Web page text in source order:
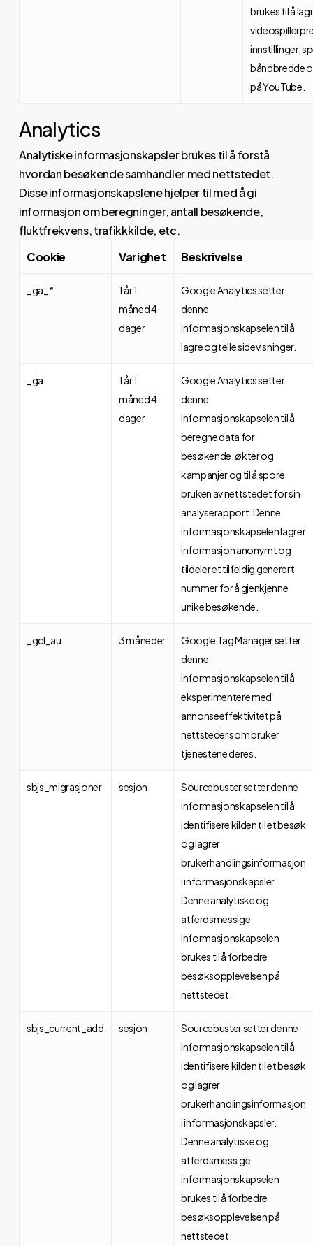
brukes til å
innstillinger,
båndbredde
på YouTube.
Analytics
Analytiske informasjonskapsler brukes til å forstå
hvordan besøkende samhandler med nettstedet.
Disse informasjonskapslene hjelper til med å gi
informasjon om beregninger, antall besøkende,
fluktfrekvens, trafikkkilde, etc.
Cookie
Varighet Beskrivelse
_ga_*
1 år 1
måned 4
dager
Google Analytics setter
denne
informasjonskapselen til å
lagre og telle sidevisninger.
_ga
1 år 1
måned 4
dager
Google Analytics setter
denne
informasjonskapselen til å
beregne data for
besøkende, økter og
kampanjer og til å spore
bruken av nettstedet for sin
analyserapport. Denne
informasjonskapselen lagrer
informasjon anonymt og
tildeler et tilfeldig generert
nummer for å gjenkjenne
unike besøkende.
_gcl_au 3 måneder
Google Tag Manager setter
denne
informasjonskapselen til å
eksperimentere med
annonseeffektivitet på
nettsteder som bruker
tjenestene deres.
sbjs_migrasjoner sesjon
Sourcebuster setter denne
informasjonskapselen til å
identifisere kilden til et besøk
og lagrer
brukerhandlingsinformasjon
i informasjonskapsler.
Denne analytiske og
atferdsmessige
informasjonskapselen
brukes til å forbedre
besøksopplevelsen på
nettstedet.
sbjs_current_add sesjon
Sourcebuster setter denne
informasjonskapselen til å
identifisere kilden til et besøk
og lagrer
brukerhandlingsinformasjon
i informasjonskapsler.
Denne analytiske og
atferdsmessige
informasjonskapselen
brukes til å forbedre
besøksopplevelsen på
nettstedet.